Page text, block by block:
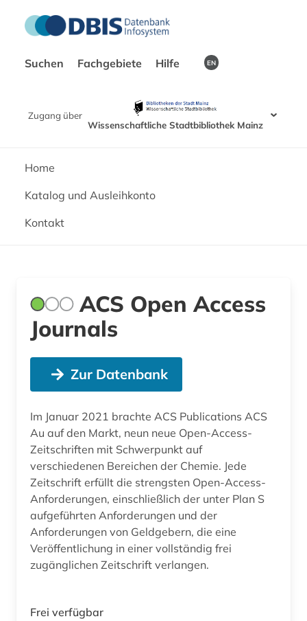
Suchen Fachgebiete Hilfe EN
Zugang über
Wissenschaftliche Stadtbibliothek Mainz
Home
Katalog und Ausleihkonto
Kontakt
ACS Open Access
Journals
Zur Datenbank
Im Januar 2021 brachte ACS Publications ACS
Au auf den Markt, neun neue Open-Access-
Zeitschriften mit Schwerpunkt auf
verschiedenen Bereichen der Chemie. Jede
Zeitschrift erfüllt die strengsten Open-Access-
Anforderungen, einschließlich der unter Plan S
aufgeführten Anforderungen und der
Anforderungen von Geldgebern, die eine
Veröffentlichung in einer vollständig frei
zugänglichen Zeitschrift verlangen.
Frei verfügbar